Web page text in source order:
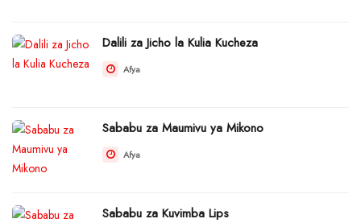
Dalili za Jicho la Kulia Kucheza
Afya
Sababu za Maumivu ya Mikono
Afya
Sababu za Kuvimba Lips